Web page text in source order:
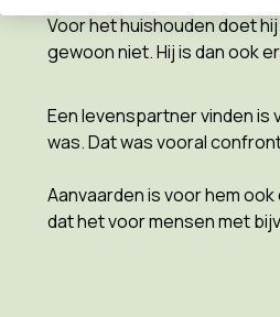
Voor het huishouden doet
gewoon niet. Hij is dan ook
Een levenspartner vinden
was. Dat was vooral
Aanvaarden is voor hem
dat het voor mensen met